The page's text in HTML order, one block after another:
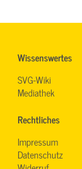
Wissenswertes
SVG-Wiki
Mediathek
Rechtliches
Impressum
Datenschutz